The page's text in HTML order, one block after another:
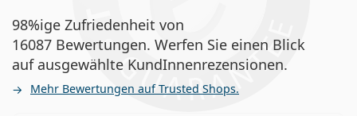
98%ige Zufriedenheit von
16087 Bewertungen. Werfen Sie einen Blick
auf ausgewählte KundInnenrezensionen.
Mehr Bewertungen auf Trusted Shops.